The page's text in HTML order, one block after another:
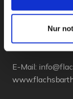
Nur
040 - 25
Fax: 040 - 25
E-Mail: